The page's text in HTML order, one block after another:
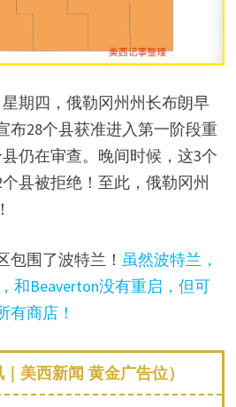
星期四，俄勒冈州州长布朗早
布28个县获准进入第一阶段重
仍在审查。晚间时候，这3个
县被拒绝！至此，俄勒冈州
包围了波特兰！ 虽然波特兰，
和Beaverton没有重启，但可
有商店！
美西新闻 黄金广告位）